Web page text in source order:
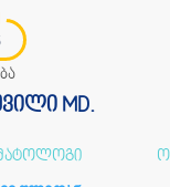
MD.